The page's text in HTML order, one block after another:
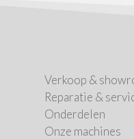
Verkoop &
Reparatie &
Onderdelen
Onze machines